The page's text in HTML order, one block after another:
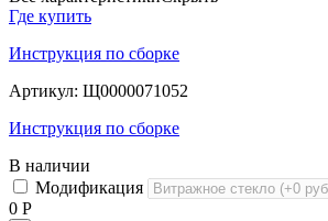
Где купить
Инструкция по сборке
Артикул: Щ0000071052
Инструкция по сборке
В наличии
Модификация
0 Р